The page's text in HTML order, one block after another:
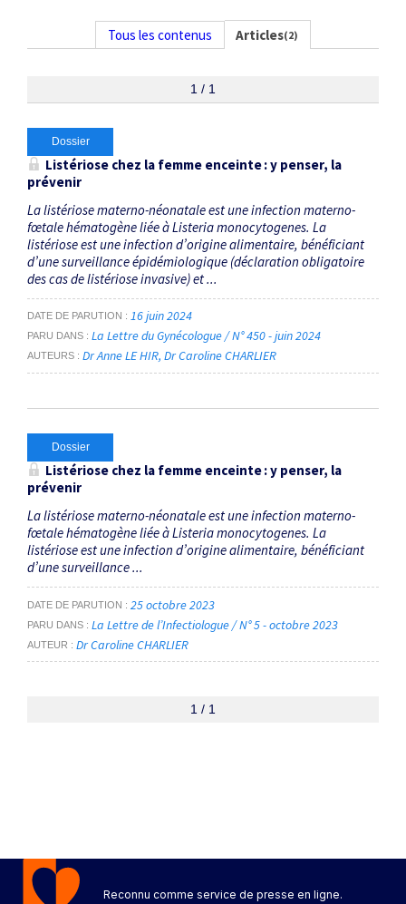
Infection materno-néonatale
Dates
Du
au
RECHERCHER
Tous les contenus Articles(2)
1 / 1
Dossier
Listériose chez la femme enceinte : y penser, la
prévenir
La listériose materno-néonatale est une infection materno-
fœtale hématogène liée à Listeria monocytogenes. La
listériose est une infection d’origine alimentaire, bénéficiant
d’une surveillance épidémiologique (déclaration obligatoire
des cas de listériose invasive) et ...
DATE DE PARUTION 16 juin 2024
PARU DANS La Lettre du Gynécologue / N° 450 - juin 2024
AUTEURS Dr Anne LE HIR Dr Caroline CHARLIER
Dossier
Listériose chez la femme enceinte : y penser, la
prévenir
La listériose materno-néonatale est une infection materno-
fœtale hématogène liée à Listeria monocytogenes. La
listériose est une infection d’origine alimentaire, bénéficiant
d’une surveillance ...
DATE DE PARUTION 25 octobre 2023
PARU DANS La Lettre de l’Infectiologue / N° 5 - octobre 2023
AUTEUR Dr Caroline CHARLIER
1 / 1
Reconnu comme service de presse en ligne.